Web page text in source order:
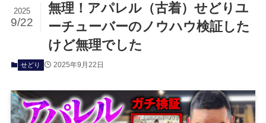
無理！アパレル（古着）せどりユ
ーチューバーのノウハウ検証した
けど無理でした
2025
9/22
せどり 2025年9月22日